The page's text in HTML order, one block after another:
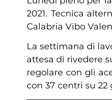
2021. Tecnica
Calabria Vibo
La settimana di
attesa di rivedere
regolare con gli
con 37 centri su 22